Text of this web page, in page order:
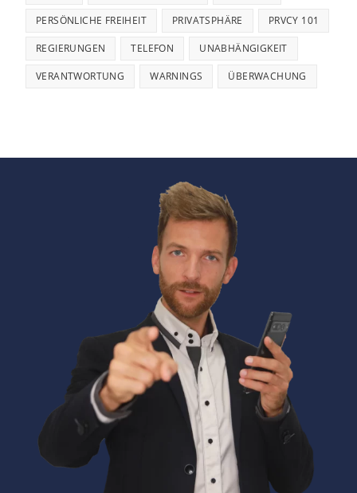
PERSÖNLICHE FREIHEIT PRIVATSPHÄRE PRVCY 101
REGIERUNGEN TELEFON UNABHÄNGIGKEIT
VERANTWORTUNG WARNINGS ÜBERWACHUNG